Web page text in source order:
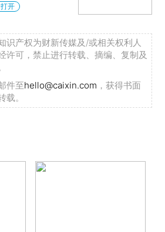
开
识产权为财新传媒及/或相关权利人
许可，禁止进行转载、摘编、复制及
件至hello@caixin.com ，获得书面
。